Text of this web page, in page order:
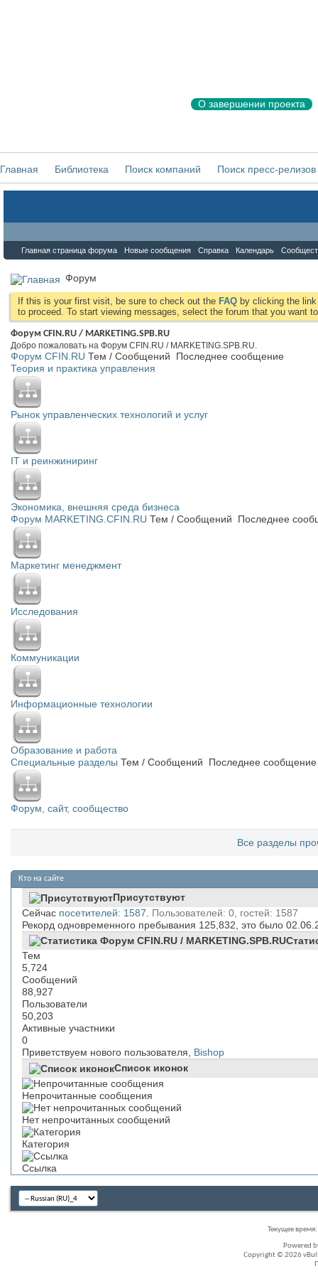
О завершении проекта
Главная Библиотека Поиск компаний Поиск пресс-релизов
Главная страница форума Новые сообщения Справка Календарь
Форум
If this is your first visit, be sure to check out the FAQ by clicking the
to proceed. To start viewing messages, select the forum that you want
Форум CFIN.RU / MARKETING.SPB.RU
Добро пожаловать на Форум CFIN.RU / MARKETING.SPB.RU.
Форум CFIN.RU Тем / Сообщений
Последнее сообщение
Теория и практика управления
Рынок управленческих технологий и услуг
IT и реинжиниринг
Экономика, внешняя среда бизнеса
Форум MARKETING.CFIN.RU Тем / Сообщений Последнее
Маркетинг менеджмент
Исследования
Коммуникации
Информационные технологии
Образование и работа
Специальные разделы Тем / Сообщений Последнее сообщение
Форум, сайт, сообщество
Все разделы
Кто на сайте
Присутствуют
Сейчас посетителей: 1587
Пользователей: 0, гостей: 1587
Рекорд одновременного пребывания 125,832, это было
Тем
5,724
Сообщений
88,927
Пользователи
50,203
Активные участники
0
Приветствуем нового пользователя, Bishop
Список иконок
Непрочитанные сообщения
Нет непрочитанных сообщений
Категория
Ссылка
Текущее время:
Powered
Copyright © 2026